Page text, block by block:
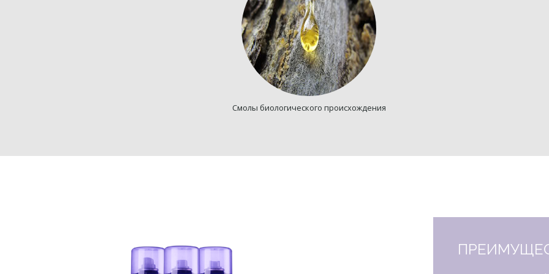
Смолы биологического происхождения